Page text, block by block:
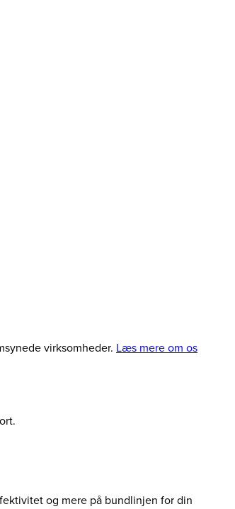
virksomheder. Læs mere om os
og mere på bundlinjen for din